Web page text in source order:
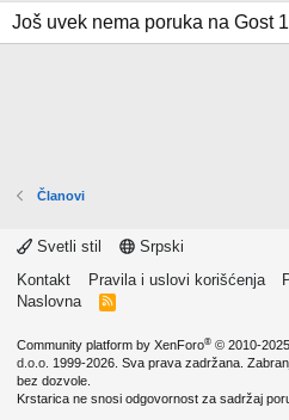
Još uvek nema poruka na Gost
Članovi
Svetli stil
Srpski
Kontakt
Pravila i uslovi korišćenja
Naslovna
R
Community platform by XenForo® © 2010-
d.o.o. 1999-2026. Sva prava zadržana.
bez dozvole.
Krstarica ne snosi odgovornost za sadržaj